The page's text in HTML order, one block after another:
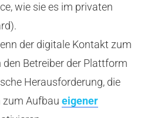
wie sie es im privaten
der digitale Kontakt zum
Betreiber der Plattform
Herausforderung, die
zum Aufbau eigener